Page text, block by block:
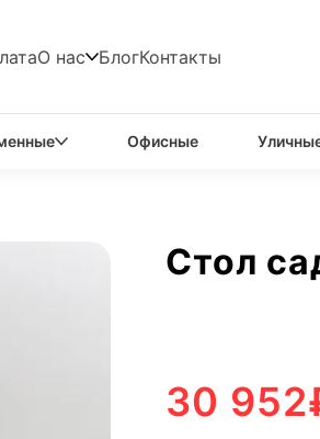
О нас БлогКонтакты
Офисные
Стол
30 952